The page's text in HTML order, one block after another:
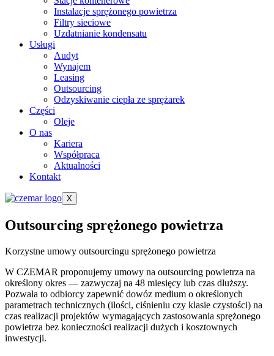
Instalacje sprężonego powietrza
Filtry sieciowe
Uzdatnianie kondensatu
Usługi
Audyt
Wynajem
Leasing
Outsourcing
Odzyskiwanie ciepła ze sprężarek
Części
Oleje
O nas
Kariera
Współpraca
Aktualności
Kontakt
X
Outsourcing sprężonego powietrza
Korzystne umowy outsourcingu sprężonego powietrza
W CZEMAR proponujemy umowy na outsourcing powietrza na
określony okres — zazwyczaj na 48 miesięcy lub czas dłuższy.
Pozwala to odbiorcy zapewnić dowóz medium o określonych
parametrach technicznych (ilości, ciśnieniu czy klasie czystości) na
czas realizacji projektów wymagających zastosowania sprężonego
powietrza bez konieczności realizacji dużych i kosztownych
inwestycji.